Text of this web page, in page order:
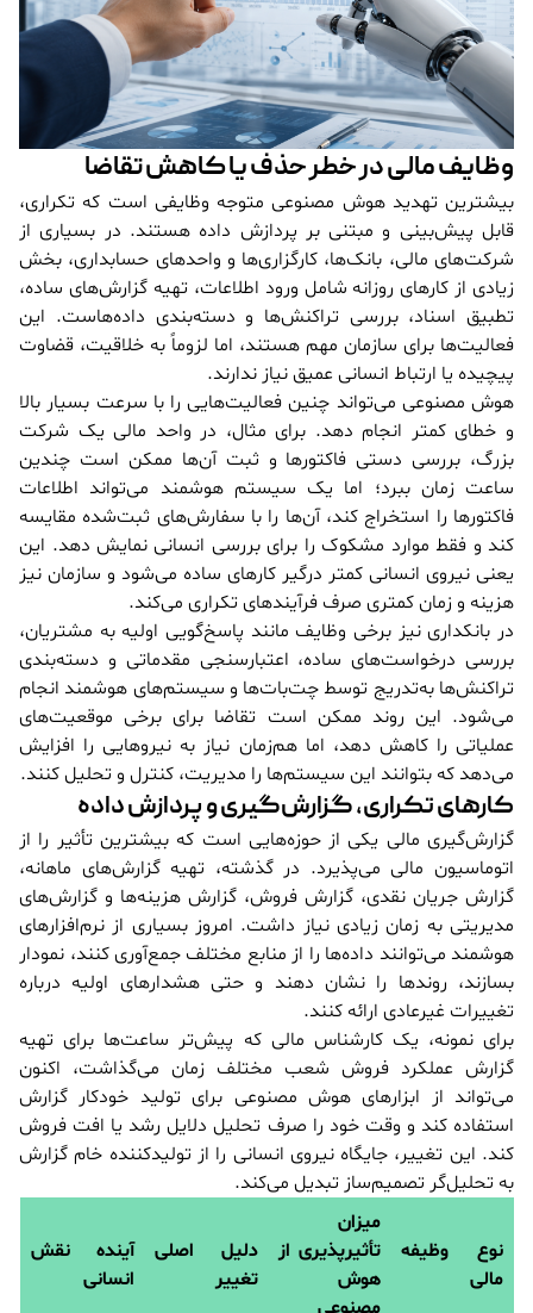
وظایف مالی در خطر حذف یا کاهش تقاضا
بیشترین تهدید هوش مصنوعی متوجه وظایفی است که تکراری،
قابل پیش‌بینی و مبتنی بر پردازش داده هستند. در بسیاری از
شرکت‌های مالی، بانک‌ها، کارگزاری‌ها و واحدهای حسابداری، بخش
زیادی از کارهای روزانه شامل ورود اطلاعات، تهیه گزارش‌های ساده،
تطبیق اسناد، بررسی تراکنش‌ها و دسته‌بندی داده‌هاست. این
فعالیت‌ها برای سازمان مهم هستند، اما لزوماً به خلاقیت، قضاوت
پیچیده یا ارتباط انسانی عمیق نیاز ندارند.
هوش مصنوعی می‌تواند چنین فعالیت‌هایی را با سرعت بسیار بالا
و خطای کمتر انجام دهد. برای مثال، در واحد مالی یک شرکت
بزرگ، بررسی دستی فاکتورها و ثبت آن‌ها ممکن است چندین
ساعت زمان ببرد؛ اما یک سیستم هوشمند می‌تواند اطلاعات
فاکتورها را استخراج کند، آن‌ها را با سفارش‌های ثبت‌شده مقایسه
کند و فقط موارد مشکوک را برای بررسی انسانی نمایش دهد. این
یعنی نیروی انسانی کمتر درگیر کارهای ساده می‌شود و سازمان نیز
هزینه و زمان کمتری صرف فرآیندهای تکراری می‌کند.
در بانکداری نیز برخی وظایف مانند پاسخ‌گویی اولیه به مشتریان،
بررسی درخواست‌های ساده، اعتبارسنجی مقدماتی و دسته‌بندی
تراکنش‌ها به‌تدریج توسط چت‌بات‌ها و سیستم‌های هوشمند انجام
می‌شود. این روند ممکن است تقاضا برای برخی موقعیت‌های
عملیاتی را کاهش دهد، اما هم‌زمان نیاز به نیروهایی را افزایش
می‌دهد که بتوانند این سیستم‌ها را مدیریت، کنترل و تحلیل کنند.
کارهای تکراری، گزارش‌گیری و پردازش داده
گزارش‌گیری مالی یکی از حوزه‌هایی است که بیشترین تأثیر را از
اتوماسیون مالی می‌پذیرد. در گذشته، تهیه گزارش‌های ماهانه،
گزارش جریان نقدی، گزارش فروش، گزارش هزینه‌ها و گزارش‌های
مدیریتی به زمان زیادی نیاز داشت. امروز بسیاری از نرم‌افزارهای
هوشمند می‌توانند داده‌ها را از منابع مختلف جمع‌آوری کنند، نمودار
بسازند، روندها را نشان دهند و حتی هشدارهای اولیه درباره
تغییرات غیرعادی ارائه کنند.
برای نمونه، یک کارشناس مالی که پیش‌تر ساعت‌ها برای تهیه
گزارش عملکرد فروش شعب مختلف زمان می‌گذاشت، اکنون
می‌تواند از ابزارهای هوش مصنوعی برای تولید خودکار گزارش
استفاده کند و وقت خود را صرف تحلیل دلایل رشد یا افت فروش
کند. این تغییر، جایگاه نیروی انسانی را از تولیدکننده خام گزارش
به تحلیل‌گر تصمیم‌ساز تبدیل می‌کند.
نوع وظیفه
مالی
میزان
تأثیرپذیری از
هوش
دلیل اصلی
تغییر
آینده نقش
انسانی